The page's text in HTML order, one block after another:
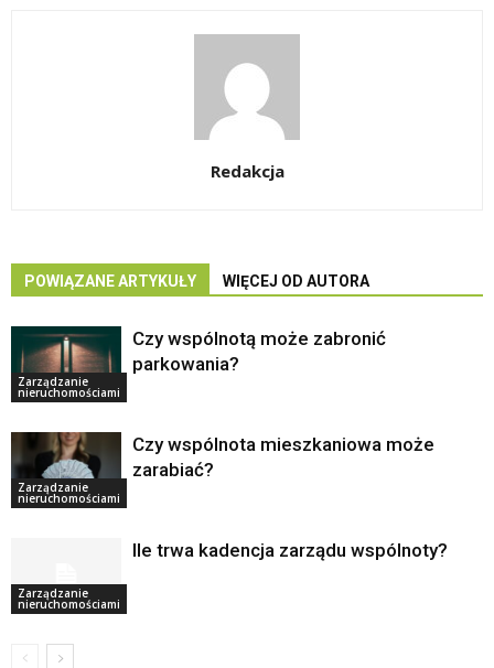
Redakcja
POWIĄZANE ARTYKUŁY WIĘCEJ OD AUTORA
Zarządzanie
nieruchomościami
Czy wspólnotą może zabronić
parkowania?
Zarządzanie
nieruchomościami
Czy wspólnota mieszkaniowa może
zarabiać?
Zarządzanie
nieruchomościami
Ile trwa kadencja zarządu wspólnoty?